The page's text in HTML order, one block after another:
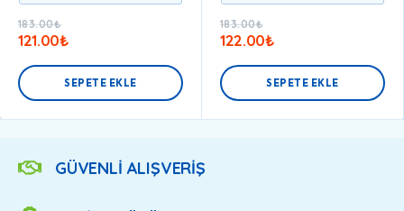
183.00₺
121.00₺
SEPETE EKLE
183.00₺
122.00₺
SEPETE EKLE
GÜVENLİ ALIŞVERİŞ